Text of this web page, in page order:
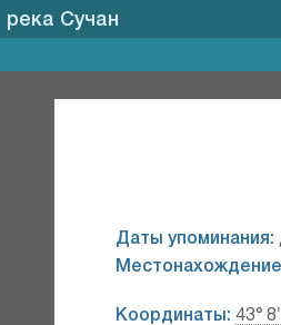
река Сучан
Даты упоминания:
Координаты: 43°